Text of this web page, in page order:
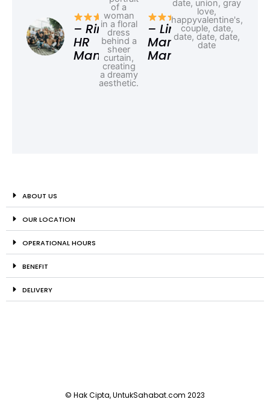
– Rina,
HR
Manager
– Linda,
Marketing
Manager
ABOUT US
OUR LOCATION
OPERATIONAL HOURS
BENEFIT
DELIVERY
© Hak Cipta, UntukSahabat.com 2023